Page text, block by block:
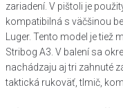
zariadení. V pištoli je
kompatibilná s väčšinou
Luger. Tento model je
Stribog A3. V balení sa
nachádzaju aj tri zahnuté
taktická rukoväť, tlmič,